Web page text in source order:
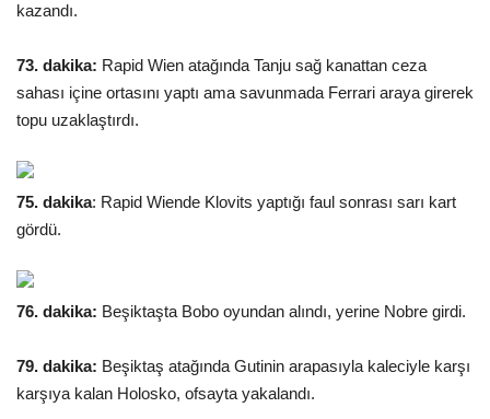
kazandı.
73. dakika: Rapid Wien atağında Tanju sağ kanattan ceza
sahası içine ortasını yaptı ama savunmada Ferrari araya girerek
topu uzaklaştırdı.
75. dakika: Rapid Wiende Klovits yaptığı faul sonrası sarı kart
gördü.
76. dakika: Beşiktaşta Bobo oyundan alındı, yerine Nobre girdi.
79. dakika: Beşiktaş atağında Gutinin arapasıyla kaleciyle karşı
karşıya kalan Holosko, ofsayta yakalandı.